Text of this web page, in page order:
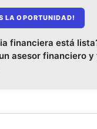
LA OPORTUNIDAD!
financiera está
asesor financiero